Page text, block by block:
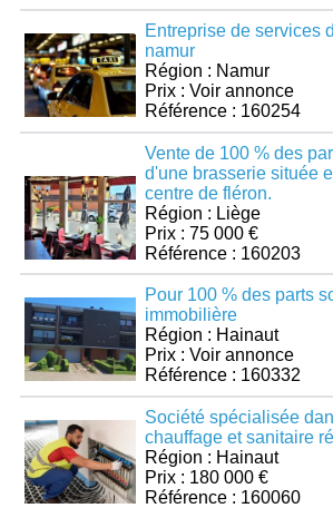
Entreprise de services
namur
Région : Namur
Prix : Voir annonce
Référence : 160254
Vente de 100 % des
d'une brasserie située
centre de fléron.
Région : Liège
Prix : 75 000 €
Référence : 160203
Pour 100 % des parts
immobilière
Région : Hainaut
Prix : Voir annonce
Référence : 160332
Société spécialisée
chauffage et sanitaire
Région : Hainaut
Prix : 180 000 €
Référence : 160060